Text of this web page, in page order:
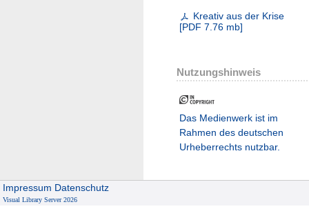
Kreativ aus der Krise
[PDF 7.76 mb]
Nutzungshinweis
Das Medienwerk ist im
Rahmen des deutschen
Urheberrechts nutzbar.
Impressum Datenschutz
Visual Library Server 2026